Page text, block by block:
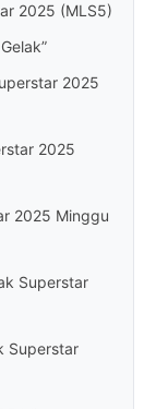
2025 (MLS5)
2025
2025
2025 Minggu
Superstar
Superstar